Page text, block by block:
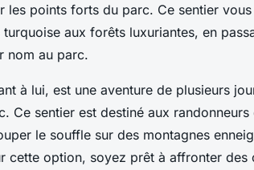
les points forts du parc. Ce sentier
aux forêts luxuriantes, en
nom au parc.
à lui, est une aventure de plusieurs
Ce sentier est destiné aux
le souffle sur des montagnes
cette option, soyez prêt à affronter des